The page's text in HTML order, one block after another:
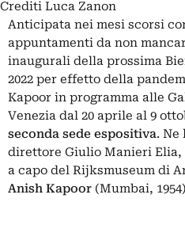
Crediti Luca Zanon
Anticipata nei mesi scorsi
appuntamenti da non
inaugurali della prossima
2022 per effetto della
Kapoor in programma alle
Venezia dal 20 aprile al 9
seconda sede espositiva. Ne
direttore Giulio Manieri Elia,
a capo del Rijksmuseum di
Anish Kapoor (Mumbai,